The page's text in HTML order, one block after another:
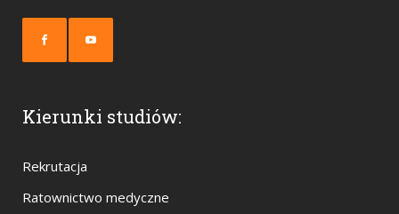
Kierunki studiów:
Rekrutacja
Ratownictwo medyczne